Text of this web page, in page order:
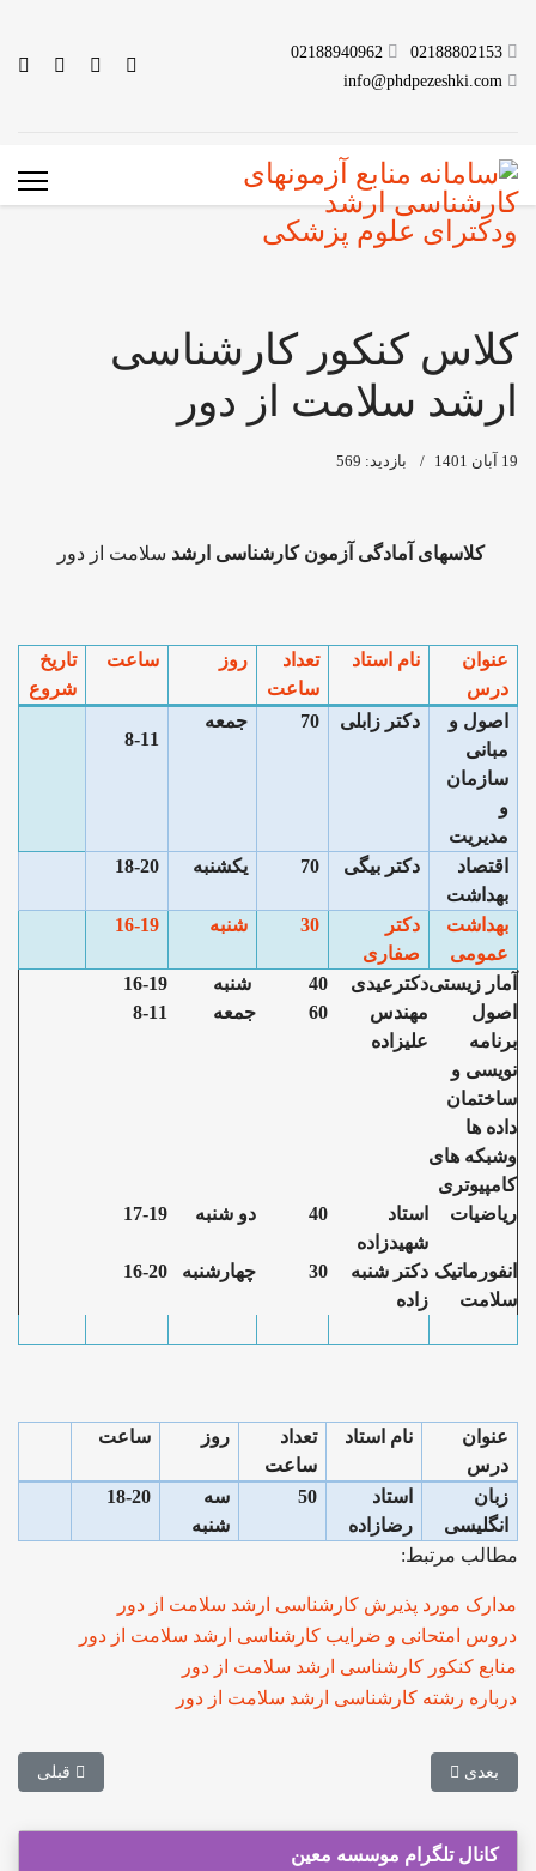
02188802153
02188940962
info@phdpezeshki.com
کلاس کنکور کارشناسی
ارشد سلامت از دور
19 آبان 1401 بازدید: 569
کلاسهای آمادگی آزمون کارشناسی ارشد سلامت از دور
عنوان
درس
نام استاد
تعداد
ساعت
روز ساعت
تاریخ
شروع
اصول و
مبانی
سازمان
و
مدیریت
دکتر زابلی 70
جمعه
8-11
اقتصاد
بهداشت
دکتر بیگی 70 یکشنبه 18-20
بهداشت
عمومی
دکتر
صفاری
30 شنبه 16-19
آمار زیستیدکترعیدی 40 شنبه
16-19
اصول
برنامه
نویسی و
ساختمان
داده ها
وشبکه های
کامپیوتری
مهندس
علیزاده
60 جمعه 8-11
ریاضیات
استاد
شهیدزاده
40 دو شنبه 17-19
انفورماتیک
سلامت
دکتر شنبه
زاده
30 چهارشنبه 16-20
عنوان
درس
نام استاد
تعداد
ساعت
روز ساعت
زبان
انگلیسی
استاد
رضازاده
50
سه
شنبه
18-20
مطالب مرتبط:
مدارک مورد پذیرش کارشناسی ارشد سلامت از دور
دروس امتحانی و ضرایب کارشناسی ارشد سلامت از دور
منابع کنکور کارشناسی ارشد سلامت از دور
درباره رشته کارشناسی ارشد سلامت از دور
مطلب
قبلی مطلب بعدی: ظرفیت پذیرش کارشناسی ارشد سلامت از دور
بعدی
کانال تلگرام موسسه معین